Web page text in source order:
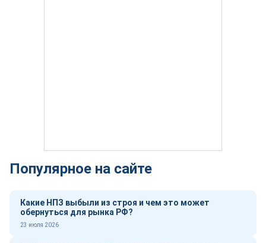
Популярное на сайте
Какие НПЗ выбыли из строя и чем это может
обернуться для рынка РФ?
23 июля 2026